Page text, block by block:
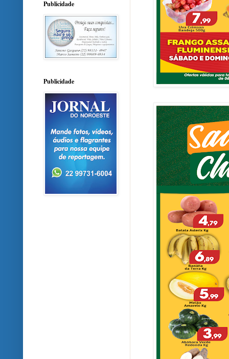
Publicidade
Publicidade